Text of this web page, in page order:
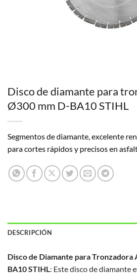
Disco de diamante para
Ø300 mm D-BA10 STIHL
Segmentos de diamante, excelente
para cortes rápidos y precisos en
DESCRIPCIÓN
Disco de Diamante para
BA10 STIHL: Este disco de diamante